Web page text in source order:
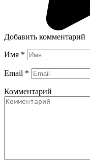
Добавить комментарий
Имя *
Email *
Комментарий